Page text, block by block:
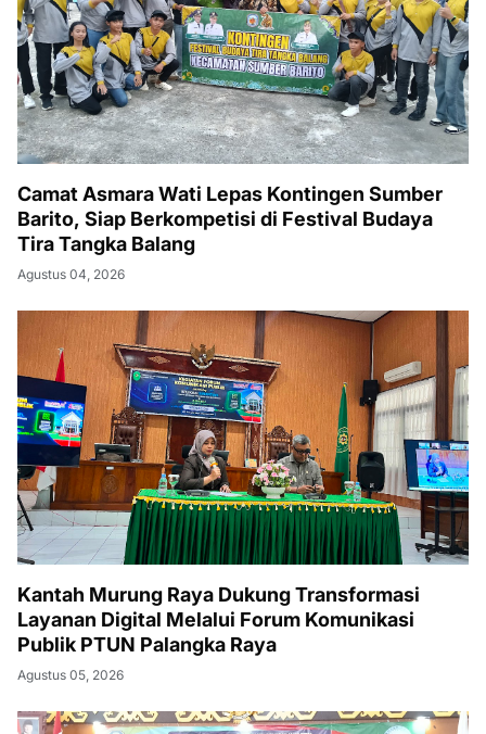
Camat Asmara Wati Lepas Kontingen Sumber
Barito, Siap Berkompetisi di Festival Budaya
Tira Tangka Balang
Agustus 04, 2026
Kantah Murung Raya Dukung Transformasi
Layanan Digital Melalui Forum Komunikasi
Publik PTUN Palangka Raya
Agustus 05, 2026